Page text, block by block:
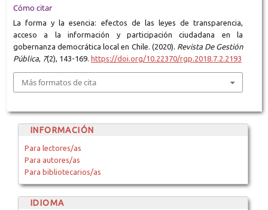
Cómo citar
La forma y la esencia: efectos de las leyes de transparencia,
acceso a la información y participación ciudadana en la
gobernanza democrática local en Chile. (2020). Revista De Gestión
Pública, 7(2), 143-169. https://doi.org/10.22370/rgp.2018.7.2.2193
Más formatos de cita
INFORMACIÓN
Para lectores/as
Para autores/as
Para bibliotecarios/as
IDIOMA